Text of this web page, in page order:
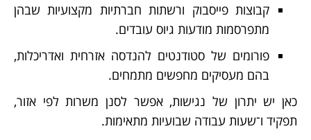
קבוצות פייסבוק ורשתות חברתיות מקצועיות שבהן
מתפרסמות מודעות גיוס עובדים.
פורומים של סטודנטים להנדסה אזרחית ואדריכלות,
בהם מעסיקים מחפשים מתמחים.
כאן יש יתרון של נגישות, אפשר לסנן משרות לפי אזור,
תפקיד ו־שעות עבודה שבועיות מתאימות.